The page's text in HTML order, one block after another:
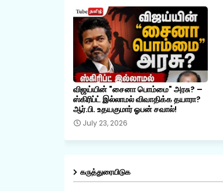
விஜய்யின் "சைனா பொம்மை" அரசு? –
ஸ்கிரிப்ட் இல்லாமல் விவாதிக்க தயாரா?
ஆர்.பி. உதயகுமார் ஓபன் சவால்!
July 23, 2026
கருத்துரையிடுக